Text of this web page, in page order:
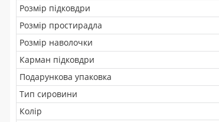
Розмір підковдри
Розмір простирадла
Розмір наволочки
Карман підковдри
Подарункова упаковка
Тип сировини
Колір